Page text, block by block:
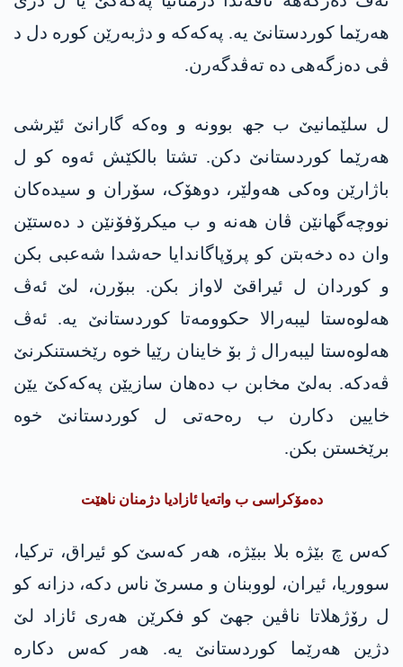
ھەرێما کوردستانێ یە. پەکەکە و دژبەرێن کورە دل د
ڤی دەزگەھی دە تەڤدگەرن.
ل سلێمانیێ ب جھ بوونە و وەکە گارانێ ئێرشی
ھەرێما کوردستانێ دکن. تشتا بالکێش ئەوە کو ل
باژارێن وەکی ھەولێر، دوھۆک، سۆران و سیدەکان
نووچەگھانێن ڤان ھەنە و ب میکرۆفۆنێن د دەستێن
وان دە دخەبتن کو پرۆپاگاندایا حەشدا شەعبی بکن
و کوردان ل ئیراقێ لاواز بکن. ببۆرن، لێ ئەڤ
ھەلوەستا لیبەرالا حکوومەتا کوردستانێ یە. ئەڤ
ھەلوەستا لیبەرال ژ بۆ خاینان رێیا خوە رێخستنکرنێ
ڤەدکە. بەلێ مخابن ب دەھان سازیێن پەکەکێ یێن
خایین دکارن ب رەحەتی ل کوردستانێ خوە
برێخستن بکن.
دەمۆکراسی ب واتەیا ئازادیا دژمنان ناهێت
کەس چ بێژە بلا ببێژە، ھەر کەسێ کو ئیراق، ترکیا،
سووریا، ئیران، لووبنان و مسرێ ناس دکە، دزانە کو
ل رۆژھلاتا ناڤین جھێ کو فکرێن ھەری ئازاد لێ
دژین ھەرێما کوردستانێ یە. ھەر کەس دکارە